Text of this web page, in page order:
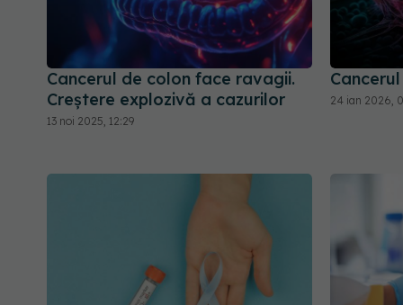
Cancerul de colon face ravagii.
Creștere explozivă a cazurilor
13 noi 2025, 12:29
24 ian 2026,